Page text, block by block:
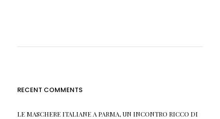
RECENT COMMENTS
LE MASCHERE ITALIANE A PARMA, UN INCONTRO RICCO DI